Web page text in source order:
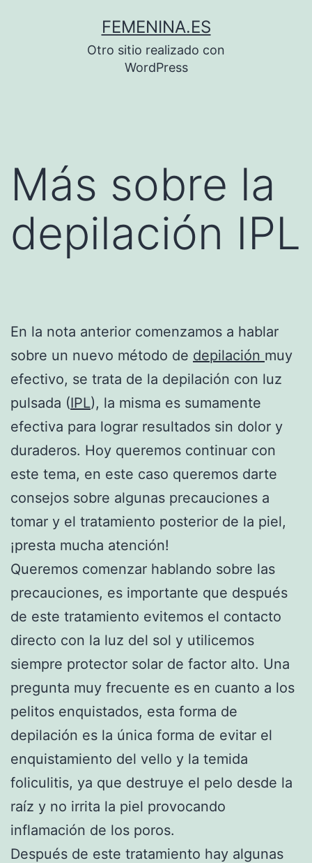
FEMENINA.ES
Otro sitio realizado con
WordPress
Más sobre la
depilación IPL
En la nota anterior comenzamos a hablar
sobre un nuevo método de depilación muy
efectivo, se trata de la depilación con luz
pulsada (IPL), la misma es sumamente
efectiva para lograr resultados sin dolor y
duraderos. Hoy queremos continuar con
este tema, en este caso queremos darte
consejos sobre algunas precauciones a
tomar y el tratamiento posterior de la piel,
¡presta mucha atención!
Queremos comenzar hablando sobre las
precauciones, es importante que después
de este tratamiento evitemos el contacto
directo con la luz del sol y utilicemos
siempre protector solar de factor alto. Una
pregunta muy frecuente es en cuanto a los
pelitos enquistados, esta forma de
depilación es la única forma de evitar el
enquistamiento del vello y la temida
foliculitis, ya que destruye el pelo desde la
raíz y no irrita la piel provocando
inflamación de los poros.
Después de este tratamiento hay algunas